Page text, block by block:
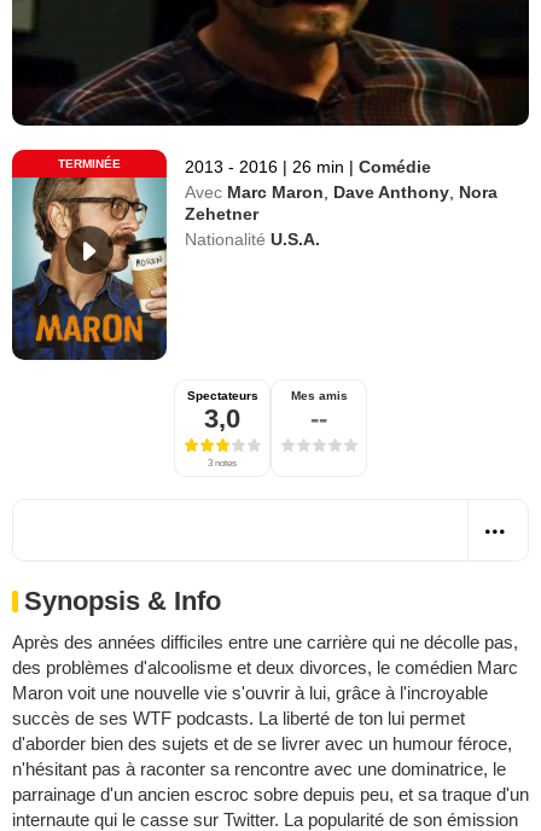
TERMINÉE 2013 - 2016 | 26 min | Comédie
Avec Marc Maron Dave Anthony Nora
Zehetner
Nationalité U.S.A.
Spectateurs
3,0
3 notes
Mes amis
--
Synopsis & Info
Après des années difficiles entre une carrière qui ne décolle pas,
des problèmes d'alcoolisme et deux divorces, le comédien Marc
Maron voit une nouvelle vie s'ouvrir à lui, grâce à l'incroyable
succès de ses WTF podcasts. La liberté de ton lui permet
d'aborder bien des sujets et de se livrer avec un humour féroce,
n'hésitant pas à raconter sa rencontre avec une dominatrice, le
parrainage d'un ancien escroc sobre depuis peu, et sa traque d'un
internaute qui le casse sur Twitter. La popularité de son émission